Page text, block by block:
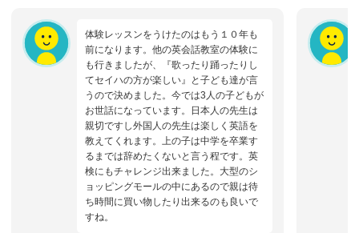
体験レッスンをうけたのはもう１０年も
前になります。他の英会話教室の体験に
も行きましたが、『歌ったり踊ったりし
てセイハの方が楽しい』と子ども達が言
うので決めました。今では3人の子どもが
お世話になっています。日本人の先生は
親切ですし外国人の先生は楽しく英語を
教えてくれます。上の子は中学を卒業す
るまでは辞めたくないと言う程です。英
検にもチャレンジ出来ました。大型のシ
ョッピングモールの中にあるので親は待
ち時間に買い物したり出来るのも良いで
すね。